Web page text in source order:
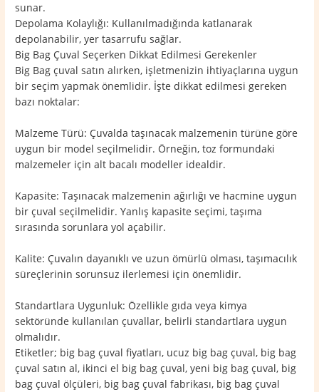
sunar.
Depolama Kolaylığı: Kullanılmadığında katlanarak
depolanabilir, yer tasarrufu sağlar.
Big Bag Çuval Seçerken Dikkat Edilmesi Gerekenler
Big Bag çuval satın alırken, işletmenizin ihtiyaçlarına uygun
bir seçim yapmak önemlidir. İşte dikkat edilmesi gereken
bazı noktalar:
Malzeme Türü: Çuvalda taşınacak malzemenin türüne göre
uygun bir model seçilmelidir. Örneğin, toz formundaki
malzemeler için alt bacalı modeller idealdir.
Kapasite: Taşınacak malzemenin ağırlığı ve hacmine uygun
bir çuval seçilmelidir. Yanlış kapasite seçimi, taşıma
sırasında sorunlara yol açabilir.
Kalite: Çuvalın dayanıklı ve uzun ömürlü olması, taşımacılık
süreçlerinin sorunsuz ilerlemesi için önemlidir.
Standartlara Uygunluk: Özellikle gıda veya kimya
sektöründe kullanılan çuvallar, belirli standartlara uygun
olmalıdır.
Etiketler; big bag çuval fiyatları, ucuz big bag çuval, big bag
çuval satın al, ikinci el big bag çuval, yeni big bag çuval, big
bag çuval ölçüleri, big bag çuval fabrikası, big bag çuval